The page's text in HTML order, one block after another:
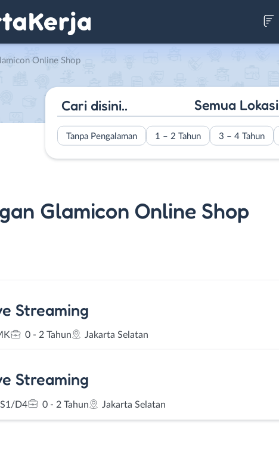
Online Shop
Semua Lokasi
Tanpa Pengalaman 1 – 2 Tahun 3 – 4 Tahun
Glamicon Online Shop
Streaming
0 - 2 Tahun Jakarta Selatan
Streaming
D4 0 - 2 Tahun Jakarta Selatan